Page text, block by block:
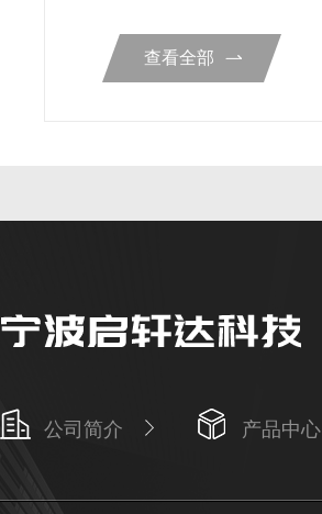
查看全部
公司简介 产品中心